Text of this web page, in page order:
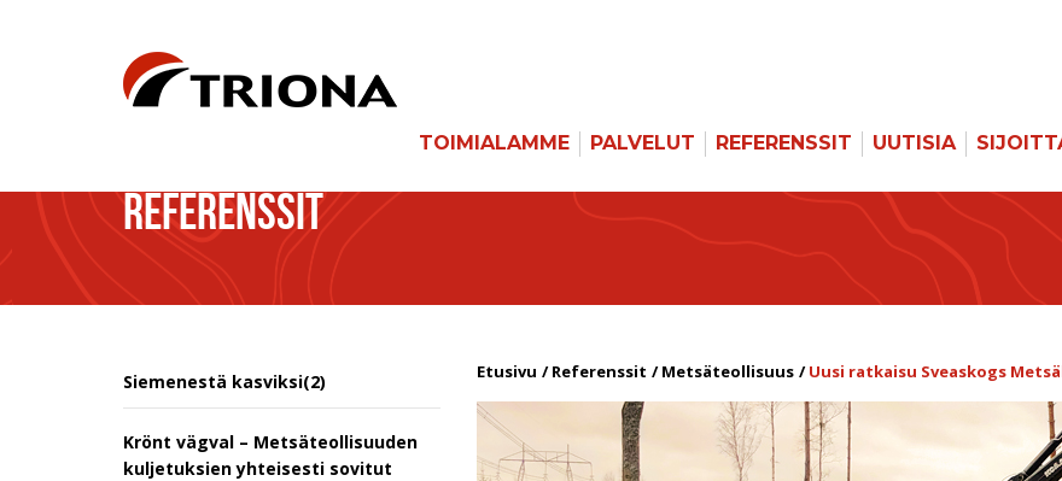
TOIMIALAMME PALVELUT REFERENSSIT UUTISIA
REFERENSSIT
Siemenestä kasviksi(2)
Krönt vägval – Metsäteollisuuden
kuljetuksien yhteisesti sovitut
Etusivu Referenssit Metsäteollisuus Uusi ratkaisu Sveaskogs